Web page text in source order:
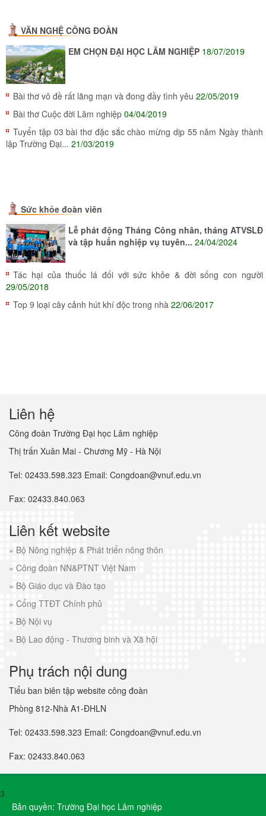
VĂN NGHỆ CÔNG ĐOÀN
EM CHỌN ĐẠI HỌC LÂM NGHIỆP 18/07/2019
Bài thơ vô đề rất lãng mạn và đong đầy tình yêu 22/05/2019
Bài thơ Cuộc đời Lâm nghiệp 04/04/2019
Tuyển tập 03 bài thơ đặc sắc chào mừng dịp 55 năm Ngày thành
lập Trường Đại... 21/03/2019
Sức khỏe đoàn viên
Lễ phát động Tháng Công nhân, tháng ATVSLĐ
và tập huấn nghiệp vụ tuyên... 24/04/2024
Tác hại của thuốc lá đối với sức khỏe & đời sống con người
29/05/2018
Top 9 loại cây cảnh hút khí độc trong nhà 22/06/2017
Liên hệ
Công đoàn Trường Đại học Lâm nghiệp
Thị trấn Xuân Mai - Chương Mỹ - Hà Nội
Tel: 02433.598.323 Email: Congdoan@vnuf.edu.vn
Fax: 02433.840.063
Liên kết website
» Bộ Nông nghiệp & Phát triển nông thôn
» Công đoàn NN&PTNT Việt Nam
» Bộ Giáo dục và Đào tạo
» Cổng TTĐT Chính phủ
» Bộ Nội vụ
» Bộ Lao động - Thương binh và Xã hội
Phụ trách nội dung
Tiểu ban biên tập website công đoàn
Phòng 812-Nhà A1-ĐHLN
Tel: 02433.598.323 Email: Congdoan@vnuf.edu.vn
Fax: 02433.840.063
3
Bản quyền: Trường Đại học Lâm nghiệp